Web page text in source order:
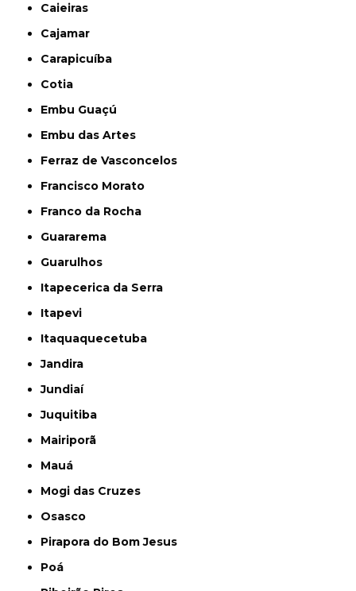
Caieiras
Cajamar
Carapicuíba
Cotia
Embu Guaçú
Embu das Artes
Ferraz de Vasconcelos
Francisco Morato
Franco da Rocha
Guararema
Guarulhos
Itapecerica da Serra
Itapevi
Itaquaquecetuba
Jandira
Jundiaí
Juquitiba
Mairiporã
Mauá
Mogi das Cruzes
Osasco
Pirapora do Bom Jesus
Poá